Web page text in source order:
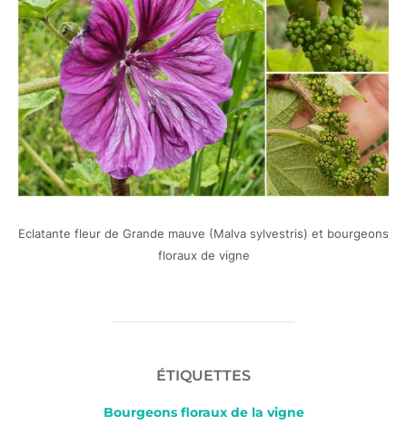
Eclatante fleur de Grande mauve (Malva sylvestris) et bourgeons
floraux de vigne
ÉTIQUETTES
Bourgeons floraux de la vigne